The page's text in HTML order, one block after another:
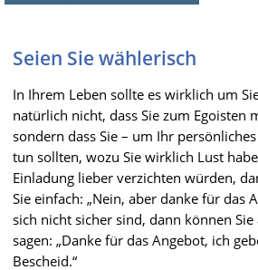
Seien Sie wählerisch
In Ihrem Leben sollte es wirklich um
natürlich nicht, dass Sie zum Egoisten
sondern dass Sie – um Ihr
tun sollten, wozu Sie wirklich Lust
Einladung lieber verzichten würden,
Sie einfach: „Nein, aber danke für das
sich nicht sicher sind, dann können Sie
sagen: „Danke für das Angebot, ich
Bescheid.“